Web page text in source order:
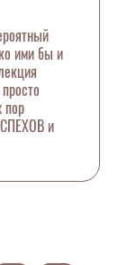
ими бы и
пор
и